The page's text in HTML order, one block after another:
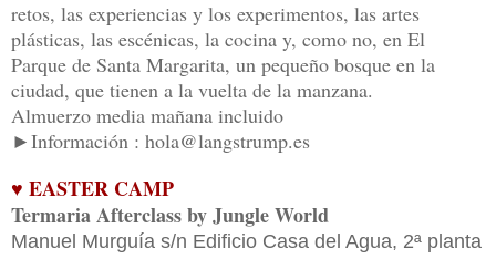
retos, las experiencias y los experimentos, las artes
plásticas, las escénicas, la cocina y, como no, en El
Parque de Santa Margarita, un pequeño bosque en la
ciudad, que tienen a la vuelta de la manzana.
Almuerzo media mañana incluido
►Información : hola@langstrump.es
♥ EASTER CAMP
Termaria Afterclass by Jungle World
Manuel Murguía s/n Edificio Casa del Agua, 2ª planta